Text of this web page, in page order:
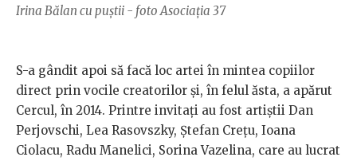
Irina Bălan cu puștii - foto Asociația 37
S-a gândit apoi să facă loc artei în mintea copiilor
direct prin vocile creatorilor și, în felul ăsta, a apărut
Cercul, în 2014. Printre invitați au fost artiștii Dan
Perjovschi, Lea Rasovszky, Ștefan Crețu, Ioana
Ciolacu, Radu Manelici, Sorina Vazelina, care au lucrat